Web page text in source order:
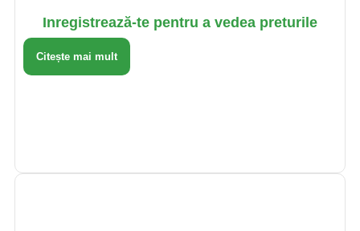
Inregistrează-te pentru a vedea preturile
Citește mai mult